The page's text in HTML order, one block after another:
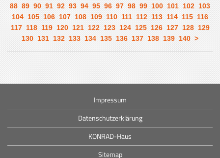
88 89 90 91 92 93 94 95 96 97 98 99 100 101 102 103
104 105 106 107 108 109 110 111 112 113 114 115 116
117 118 119 120 121 122 123 124 125 126 127 128 129
130 131 132 133 134 135 136 137 138 139 140 >
Impressum
Datenschutzerklärung
KONRAD-Haus
Sitemap